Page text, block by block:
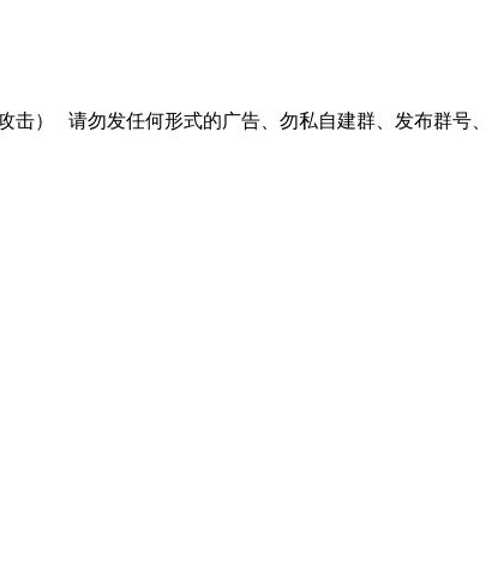
击） 请勿发任何形式的广告、勿私自建群、发布群号